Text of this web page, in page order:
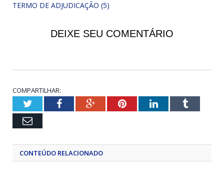
TERMO DE ADJUDICAÇÃO (5)
DEIXE SEU COMENTÁRIO
COMPARTILHAR:
TwitterFacebookGoogle+PinterestLinkedInTumblr
Email
CONTEÚDO RELACIONADO